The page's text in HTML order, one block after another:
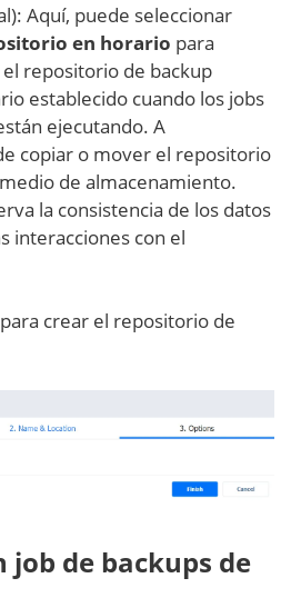
Aquí, puede seleccionar
en horario para
repositorio de backup
establecido cuando los jobs
ejecutando. A
copiar o mover el repositorio
de almacenamiento.
la consistencia de los datos
interacciones con el
para crear el repositorio de
job de backups de